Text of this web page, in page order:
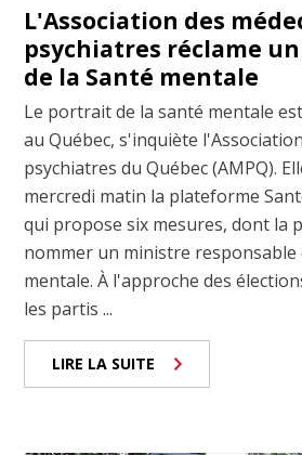
L'Association des
psychiatres réclame
de la Santé mentale
Le portrait de la santé mentale
au Québec, s'inquiète
psychiatres du Québec (AMPQ).
mercredi matin la plateforme
qui propose six mesures, dont la
nommer un ministre responsable
mentale. À l'approche des
les partis ...
LIRE LA SUITE